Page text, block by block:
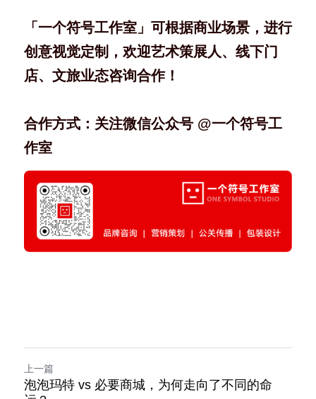
「一个符号工作室」可根据商业场景，进行
创意视觉定制，欢迎艺术策展人、线下门
店、文旅业态咨询合作！
合作方式：关注微信公众号 @一个符号工
作室
上一篇
泡泡玛特 vs 必要商城，为何走向了不同的命